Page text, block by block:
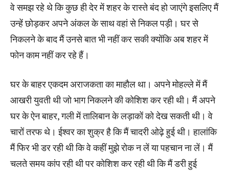
वे समझ रहे थे कि कुछ ही देर में शहर के रास्ते बंद हो जाएंगे इसलिए मैं
उन्हें छोड़कर अपने अंकल के साथ वहां से निकल पड़ी। घर से
निकलने के बाद मैं उनसे बात भी नहीं कर सकी क्योंकि अब शहर में
फोन काम नहीं कर रहे हैं।
घर के बाहर एकदम अराजकता का माहौल था। अपने मोहल्ले में मैं
आखरी युवती थी जो भाग निकलने की कोशिश कर रही थी। मैं अपने
घर के ऐन बाहर, गली में तालिबान के लड़ाकों को देख सकती थी। वे
चारों तरफ थे। ईश्वर का शुक्र है कि मैं चादरी ओढ़े हुई थी। हालांकि
मैं फिर भी डर रही थी कि वे कहीं मुझे रोक न लें या पहचान ना लें। मैं
चलते समय कांप रही थी पर कोशिश कर रही थी कि मैं डरी हुई